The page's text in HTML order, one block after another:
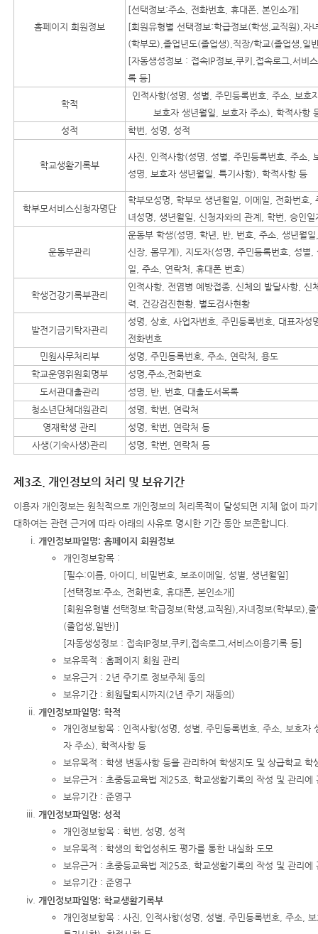
홈페이지 회원정보
[선택정보:주소, 전화번호, 휴대폰, 본인소개]
[회원유형별 선택정보:학급정보(학생,교직원),자
(학부모),졸업년도(졸업생),직장/학교(졸업생,일
[자동생성정보 : 접속IP정보,쿠키,접속로그,서비
록 등]
학적
인적사항(성명, 성별, 주민등록번호, 주소, 보호
보호자 생년월일, 보호자 주소), 학적사항
성적
학번, 성명, 성적
학교생활기록부
사진, 인적사항(성명, 성별, 주민등록번호, 주소,
성명, 보호자 생년월일, 특기사항), 학적사항 등
학부모서비스신청자명단
학부모성명, 학부모 생년월일, 이메일, 전화번호,
녀성명, 생년월일, 신청자와의 관계, 학번, 승인일
운동부관리
운동부 학생(성명, 학년, 반, 번호, 주소, 생년월
신장, 몸무게), 지도자(성명, 주민등록번호, 성별,
일, 주소, 연락처, 휴대폰 번호)
학생건강기록부관리
인적사항, 전염병 예방접종, 신체의 발달사항, 신
력, 건강검진현황, 별도검사현황
발전기금기탁자관리
성명, 상호, 사업자번호, 주민등록번호, 대표자성
전화번호
민원사무처리부
성명, 주민등록번호, 주소, 연락처, 용도
학교운영위원회명부
성명,주소,전화번호
도서관대출관리
성명, 반, 번호, 대출도서목록
청소년단체대원관리
성명, 학번, 연락처
영재학생 관리
성명, 학번, 연락처 등
사생(기숙사생)관리
성명, 학번, 연락처 등
제3조. 개인정보의 처리 및 보유기간
이용자 개인정보는 원칙적으로 개인정보의 처리목적이 달성되면 지체 없이 파
대하여는 관련 근거에 따라 아래의 사유로 명시한 기간 동안 보존합니다.
개인정보파일명: 홈페이지 회원정보
개인정보항목 :
[필수:이름, 아이디, 비밀번호, 보조이메일, 성별, 생년월일]
[선택정보:주소, 전화번호, 휴대폰, 본인소개]
[회원유형별 선택정보:학급정보(학생,교직원),자녀정보(학부모),
(졸업생,일반)]
[자동생성정보 : 접속IP정보,쿠키,접속로그,서비스이용기록 등]
보유목적 : 홈페이지 회원 관리
보유근거 : 2년 주기로 정보주체 동의
보유기간 : 회원탈퇴시까지(2년 주기 재동의)
개인정보파일명: 학적
개인정보항목 : 인적사항(성명, 성별, 주민등록번호, 주소, 보호자
자 주소), 학적사항 등
보유목적 : 학생 변동사항 등을 관리하여 학생지도 및 상급학교 학
보유근거 : 초중등교육법 제25조, 학교생활기록의 작성 및 관리에
보유기간 : 준영구
개인정보파일명: 성적
개인정보항목 : 학번, 성명, 성적
보유목적 : 학생의 학업성취도 평가를 통한 내실화 도모
보유근거 : 초중등교육법 제25조, 학교생활기록의 작성 및 관리에
보유기간 : 준영구
개인정보파일명: 학교생활기록부
개인정보항목 : 사진, 인적사항(성명, 성별, 주민등록번호, 주소,